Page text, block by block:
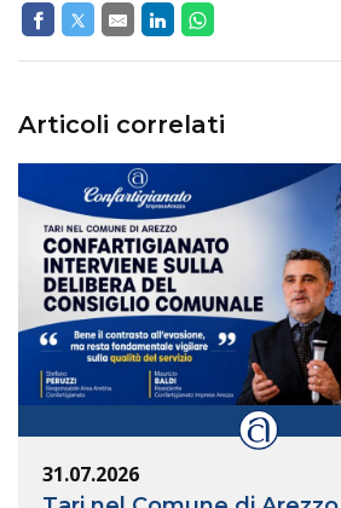
Articoli correlati
31.07.2026